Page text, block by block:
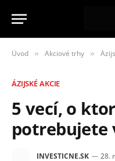
Úvod » Akciové trhy »
ÁZIJSKÉ AKCIE
5 vecí, o
potrebujete
INVESTICNE.SK 28.